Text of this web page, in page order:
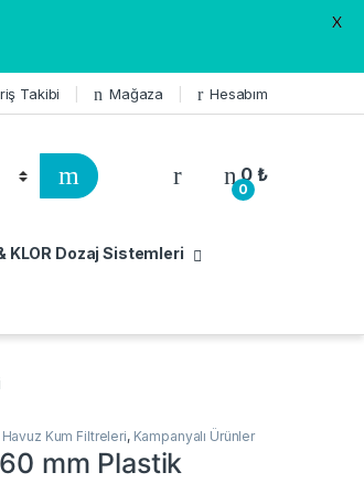
Takibi Mağaza Hesabım
0
0₺
KLOR Dozaj Sistemleri
Havuz Kum Filtreleri, Kampanyalı Ürünler
mm Plastik
X